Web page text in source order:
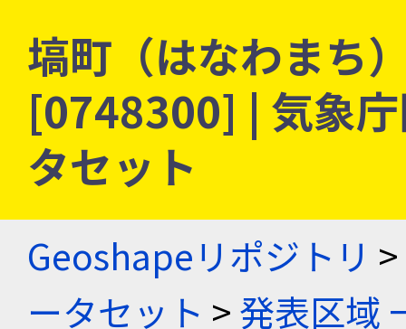
塙町（はなわまち
[0748300] | 気象
タセット
Geoshapeリポジトリ >
ータセット >発表区域